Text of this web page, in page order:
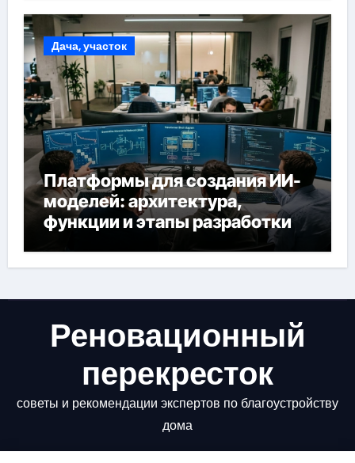
Дача, участок
Платформы для создания ИИ-
моделей: архитектура,
функции и этапы разработки
Реновационный
перекресток
советы и рекомендации экспертов по благоустройству
дома